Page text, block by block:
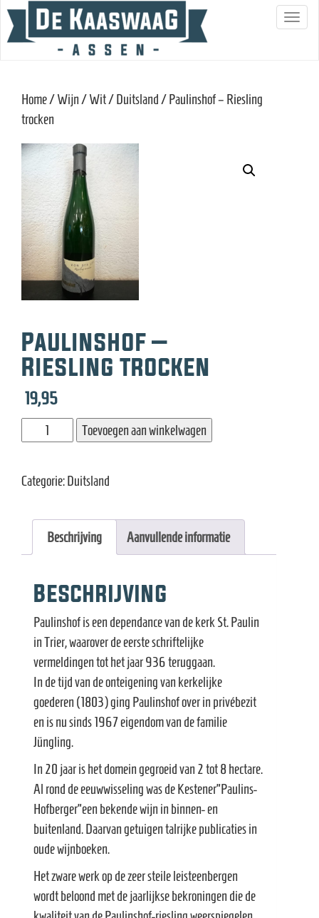
S
Home/Wijn /Wit/Duitsland / Paulinshof – Riesling
trocken
Paulinshof –
Riesling trocken
19,95
Paulinshof
-
trocken
Toevoegen aan winkelwagen
Categorie:Duitsland
Beschrijving Aanvullende informatie
Beschrijving
Paulinshof is een dependance van de kerk St. Paulin
in Trier, waarover de eerste schriftelijke
vermeldingen tot het jaar 936 teruggaan.
In de tijd van de onteigening van kerkelijke
goederen (1803) ging Paulinshof over in privébezit
en is nu sinds 1967 eigendom van de familie
Jüngling.
In 20 jaar is het domein gegroeid van 2 tot 8 hectare.
Al rond de eeuwwisseling was de Kestener”Paulins-
Hofberger”een bekende wijn in binnen- en
buitenland. Daarvan getuigen talrijke publicaties in
oude wijnboeken.
Het zware werk op de zeer steile leisteenbergen
wordt beloond met de jaarlijkse bekroningen die de